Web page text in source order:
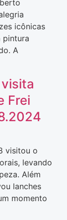
icônicas
pintura
A
Frei
visitou o
levando
Além
lanches
momento